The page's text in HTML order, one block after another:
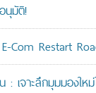
นุมัติ!
Com Restart
เจาะลึกมุมมองให